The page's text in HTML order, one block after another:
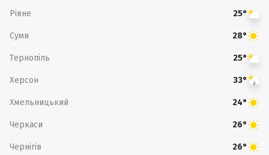
Рівне 25°
Суми 28°
Тернопіль 25°
Херсон 33°
Хмельницький 24°
Черкаси 26°
Чернігів 26°